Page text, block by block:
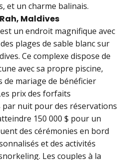
et un charme balinais.
Maldives
un endroit magnifique avec
plages de sable blanc sur
Ce complexe dispose de
avec sa propre piscine,
mariage de bénéficier
prix des forfaits
par nuit pour des réservations
150 000 $ pour un
des cérémonies en bord
et des activités
Les couples à la